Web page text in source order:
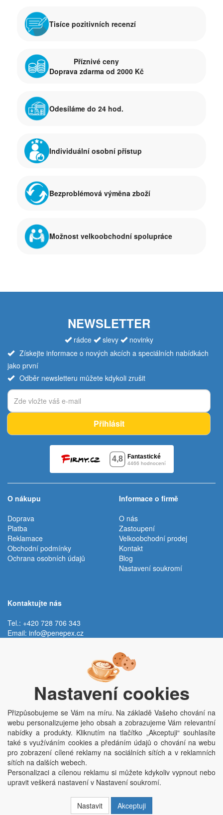
Tisíce pozitivních recenzí
Příznivé ceny
Doprava zdarma od 2000 Kč
Odesíláme do 24 hod.
Individuální osobní přístup
Bezproblémová výměna zboží
Možnost velkoobchodní spolupráce
NEWSLETTER
rádce slevy
novinky
Získejte informace o nových akcích a speciálních nabídkách
jako první
Odběr newsletteru můžete kdykoli zrušit
Přihlásit
O nákupu
Doprava
Platba
Reklamace
Obchodní podmínky
Ochrana osobních údajů
Informace o firmě
O nás
Zastoupení
Velkoobchodní prodej
Kontakt
Blog
Nastavení soukromí
Kontaktujte nás
Tel.: +420 728 706 343
Email: info@penepex.cz
Trávník 2076, 686 03 Staré Město
Copyright © Penepex s.r.o. 2025, powered byABRA E-shop
Penepex s.r.o., Za Špicí 1798, 686 03 Staré Město; IČO: 03220923; DIČ:
CZ03220923; zápis do obchodního rejstříku dne 22. 7. 2014, krajský soud v
Brně oddíl C, vložka 84002
Nastavení cookies
Přizpůsobujeme se Vám na míru. Na základě Vašeho chování na
webu personalizujeme jeho obsah a zobrazujeme Vám relevantní
nabídky a produkty. Kliknutím na tlačítko „Akceptuji“ souhlasíte
také s využíváním cookies a předáním údajů o chování na webu
pro zobrazení cílené reklamy na sociálních sítích a v reklamních
sítích na dalších webech.
Personalizaci a cílenou reklamu si můžete kdykoliv vypnout nebo
upravit veškerá nastavení v Nastavení soukromí.
Nastavit Akceptuji